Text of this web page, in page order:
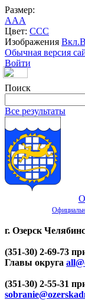
Размер:
AAA
Цвет: CCC
Изображения Вкл.
Обычная версия
Войти
Поиск
Все результаты
г. Озерск
(351-30) 2-69-73
Главы округа
(351-30) 2-55-31